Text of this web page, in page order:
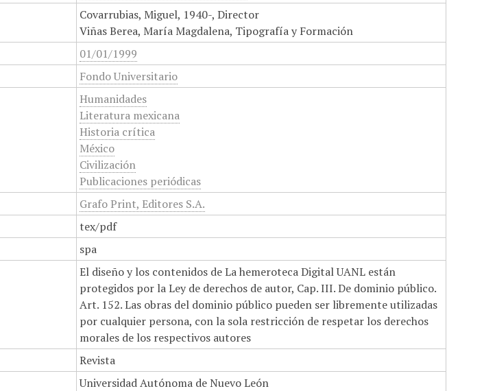
Covarrubias, Miguel, 1940-, Director
Viñas Berea, María Magdalena, Tipografía y Formación
01/01/1999
Fondo Universitario
Humanidades
Literatura mexicana
Historia crítica
México
Civilización
Publicaciones periódicas
Grafo Print, Editores S.A.
tex/pdf
spa
El diseño y los contenidos de La hemeroteca Digital UANL están
protegidos por la Ley de derechos de autor, Cap. III. De dominio público.
Art. 152. Las obras del dominio público pueden ser libremente utilizadas
por cualquier persona, con la sola restricción de respetar los derechos
morales de los respectivos autores
Revista
Universidad Autónoma de Nuevo León